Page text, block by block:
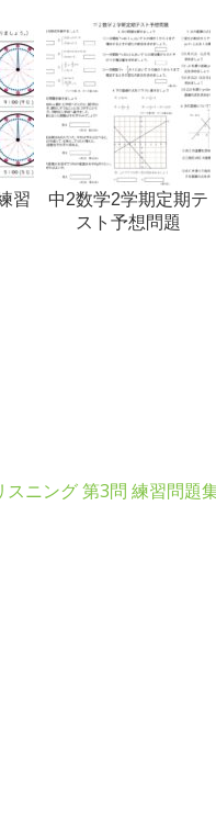
習
中2数学2学期定期テ
スト予想問題
スニング 第3問 練習問題